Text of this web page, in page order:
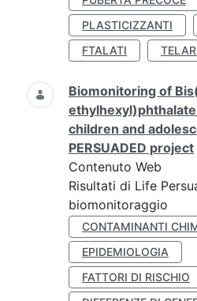
PLASTICIZZANTI
FTALATI
Biomonitoring of
ethylhexyl)phthalate
children and
PERSUADED project
Contenuto Web
Risultati di Life
biomonitoraggio
CONTAMINANTI
EPIDEMIOLOGIA
FATTORI DI RISCHIO